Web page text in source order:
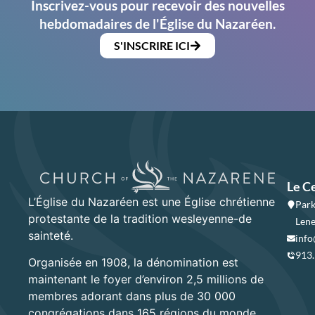
Inscrivez-vous pour recevoir des nouvelles
hebdomadaires de l'Église du Nazaréen.
S'INSCRIRE ICI
L’Église du Nazaréen est une Église chrétienne
protestante de la tradition wesleyenne-de
sainteté.
Organisée en 1908, la dénomination est
maintenant le foyer d’environ 2,5 millions de
membres adorant dans plus de 30 000
Le